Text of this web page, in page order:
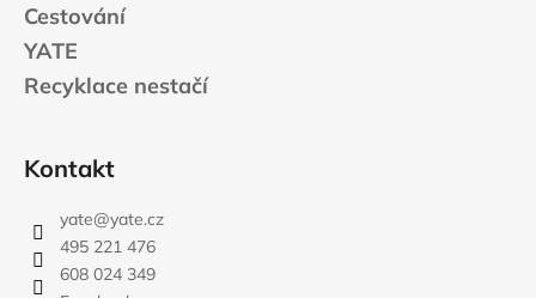
Cestování
YATE
Recyklace nestačí
Kontakt
yate@yate.cz
495 221 476
608 024 349